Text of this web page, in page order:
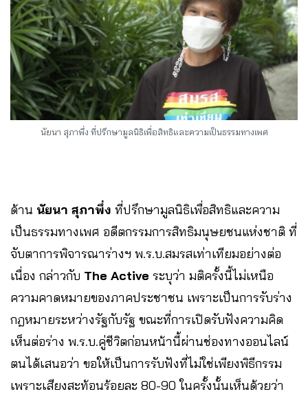
นัยนา สุภาพึ่ง ที่ปรึกษามูลนิธิเพื่อสิทธิและความเป็นธรรมทางเพศ
ด้าน นัยนา สุภาพึ่ง ที่ปรึกษามูลนิธิเพื่อสิทธิและความ
เป็นธรรมทางเพศ อดีตกรรมการสิทธิมนุษยชนแห่งชาติ ที่
จับตาการพิจารณาร่างฯ พ.ร.บ.สมรสเท่าเทียมอย่างต่อ
เนื่อง กล่าวกับ The Active ระบุว่า มติครั้งนี้ไม่เหนือ
ความคาดหมายของภาคประชาชน เพราะเป็นการรับร่าง
กฎหมายระหว่างรัฐกับรัฐ ขณะที่การเปิดรับฟังความคิด
เห็นต่อร่าง พ.ร.บ.คู่ชีวิตก่อนหน้านี้ผ่านช่องทางออนไลน์
ตนได้เสนอว่า ขอให้เป็นการรับฟังที่ไม่ใช่เพียงพิธีกรรม
เพราะเสียงสะท้อนร้อยละ 80-90 ในครั้งนั้นเห็นด้วยว่า